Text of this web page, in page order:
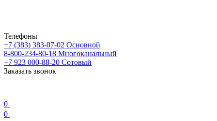
Телефоны
+7 (383) 383-07-02 Основной
8-800-234-80-18 Многоканальный
+7 923 000-88-20 Сотовый
Заказать звонок
0
0